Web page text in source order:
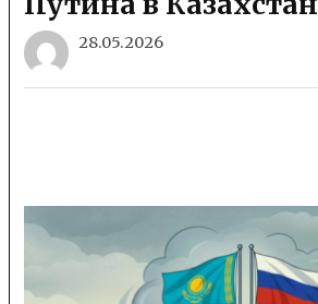
28.05.2026